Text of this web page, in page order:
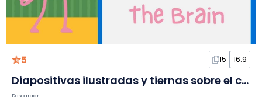
5 15 16:9
Diapositivas ilustradas y tiernas sobre el cerebro